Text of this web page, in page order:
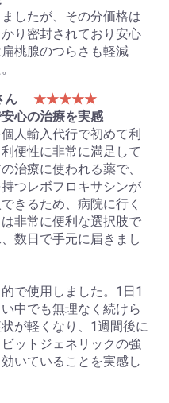
したが、その分価格は
り密封されており安心
桃腺のつらさも軽減
ん
★★★★★
心の治療を実感
人輸入代行で初めて利
便性に非常に満足して
治療に使われる薬で、
つレボフロキサシンが
きるため、病院に行く
非常に便利な選択肢で
数日で手元に届きまし
で使用しました。1日1
中でも無理なく続けら
が軽くなり、1週間後に
ットジェネリックの強
いていることを実感し